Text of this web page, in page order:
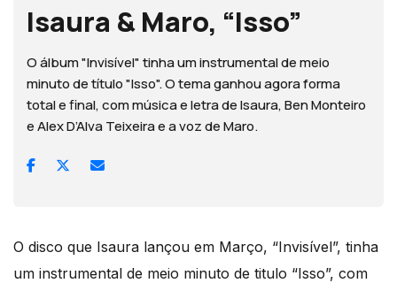
Isaura & Maro, “Isso”
O álbum "Invisível" tinha um instrumental de meio
minuto de título "Isso". O tema ganhou agora forma
total e final, com música e letra de Isaura, Ben Monteiro
e Alex D’Alva Teixeira e a voz de Maro.
O disco que Isaura lançou em Março, “Invisível”, tinha
um instrumental de meio minuto de titulo “Isso”, com